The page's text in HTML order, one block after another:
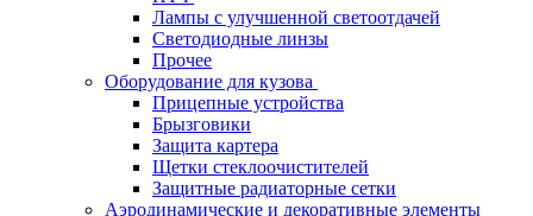
Лампы с улучшенной светоотдачей
Светодиодные линзы
Прочее
Оборудование для кузова
Прицепные устройства
Брызговики
Защита картера
Щетки стеклоочистителей
Защитные радиаторные сетки
Аэродинамические и декоративные элементы